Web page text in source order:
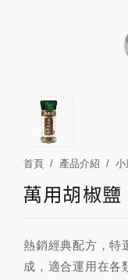
首頁 產品介紹 小
萬用胡椒鹽
熱銷經典配方，特
成，適合運用在各